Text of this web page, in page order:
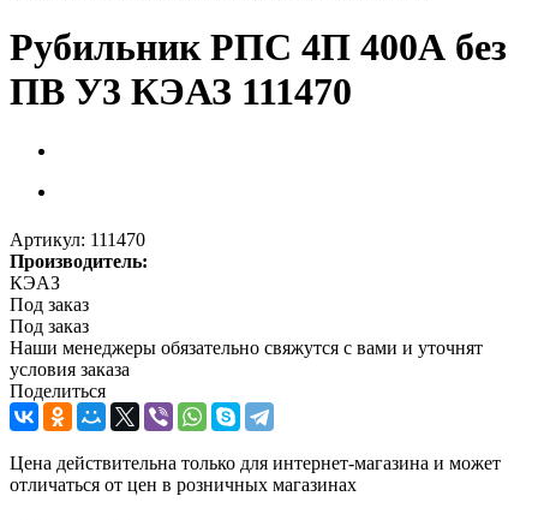
Рубильник РПС 4П 400А без
ПВ У3 КЭАЗ 111470
Артикул: 111470
Производитель:
КЭАЗ
Под заказ
Под заказ
Наши менеджеры обязательно свяжутся с вами и уточнят
условия заказа
Поделиться
Цена действительна только для интернет-магазина и может
отличаться от цен в розничных магазинах